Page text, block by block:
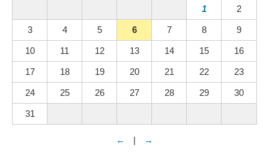
1 2
3 4 5 6 7 8 9
10 11 12 13 14 15 16
17 18 19 20 21 22 23
24 25 26 27 28 29 30
31
← | →